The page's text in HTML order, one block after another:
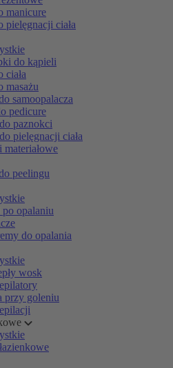
manicure
pielęgnacji ciała
do kąpieli
ciała
masażu
samoopalacza
pedicure
paznokci
pielęgnacji ciała
materiałowe
peelingu
opalaniu
do opalania
wosk
przy goleniu